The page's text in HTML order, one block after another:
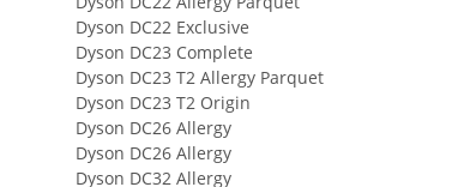
Dyson DC22 Exclusive
Dyson DC23 Complete
Dyson DC23 T2 Allergy Parquet
Dyson DC23 T2 Origin
Dyson DC26 Allergy
Dyson DC26 Allergy
Dyson DC32 Allergy